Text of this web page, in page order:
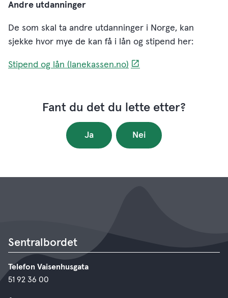
Andre utdanninger
De som skal ta andre utdanninger i Norge, kan
sjekke hvor mye de kan få i lån og stipend her:
Stipend og lån (lanekassen.no)
Fant du det du lette etter?
Ja Nei
Sentralbordet
Telefon Vaisenhusgata
51 92 36 00